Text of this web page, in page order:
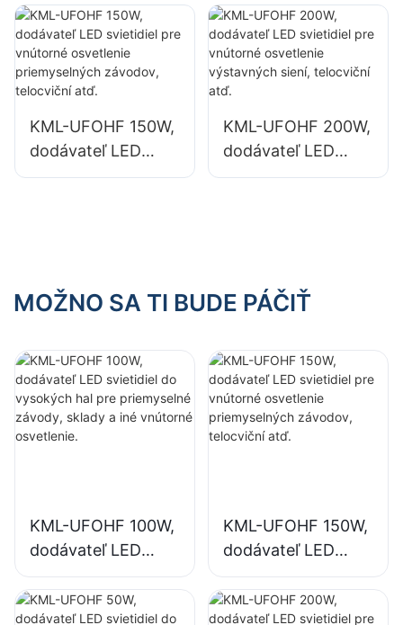
vysokých hal pre
priemyselné
závody, sklady a
iné vnútorné
vysokých hal pre
priemyselné
závody, sklady a
iné vnútorné
KML-UFOHF 150W,
dodávateľ LED
svietidiel pre
atď.
KML-UFOHF 200W,
dodávateľ LED
svietidiel pre
MOŽNO SA TI BUDE PÁČIŤ
KML-UFOHF 100W,
dodávateľ LED
svietidiel do
vysokých hal pre
KML-UFOHF 150W,
dodávateľ LED
svietidiel pre
vnútorné